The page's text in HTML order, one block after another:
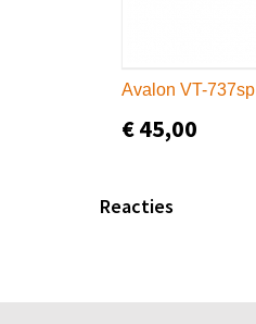
Avalon VT-737sp
€ 45,00
Reacties